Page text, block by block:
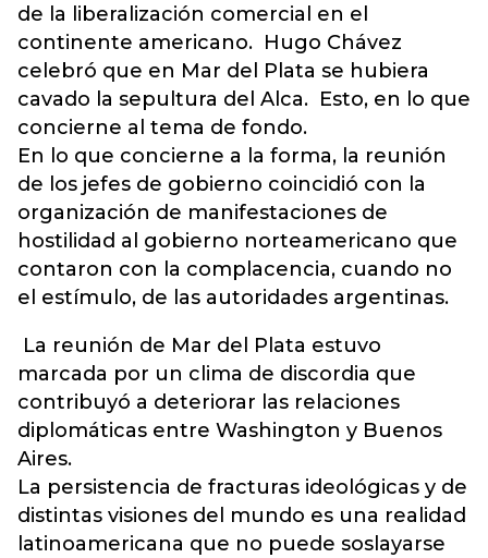
de la liberalización comercial en el
continente americano. Hugo Chávez
celebró que en Mar del Plata se hubiera
cavado la sepultura del Alca. Esto, en lo que
concierne al tema de fondo.
En lo que concierne a la forma, la reunión
de los jefes de gobierno coincidió con la
organización de manifestaciones de
hostilidad al gobierno norteamericano que
contaron con la complacencia, cuando no
el estímulo, de las autoridades argentinas.
La reunión de Mar del Plata estuvo
marcada por un clima de discordia que
contribuyó a deteriorar las relaciones
diplomáticas entre Washington y Buenos
Aires.
La persistencia de fracturas ideológicas y de
distintas visiones del mundo es una realidad
latinoamericana que no puede soslayarse